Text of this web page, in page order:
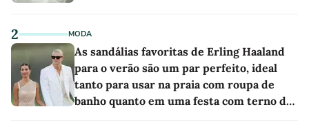
2 MODA
As sandálias favoritas de Erling Haaland
para o verão são um par perfeito, ideal
tanto para usar na praia com roupa de
banho quanto em uma festa com terno de